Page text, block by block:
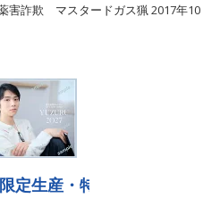
害詐欺 マスタードガス猟 2017年10